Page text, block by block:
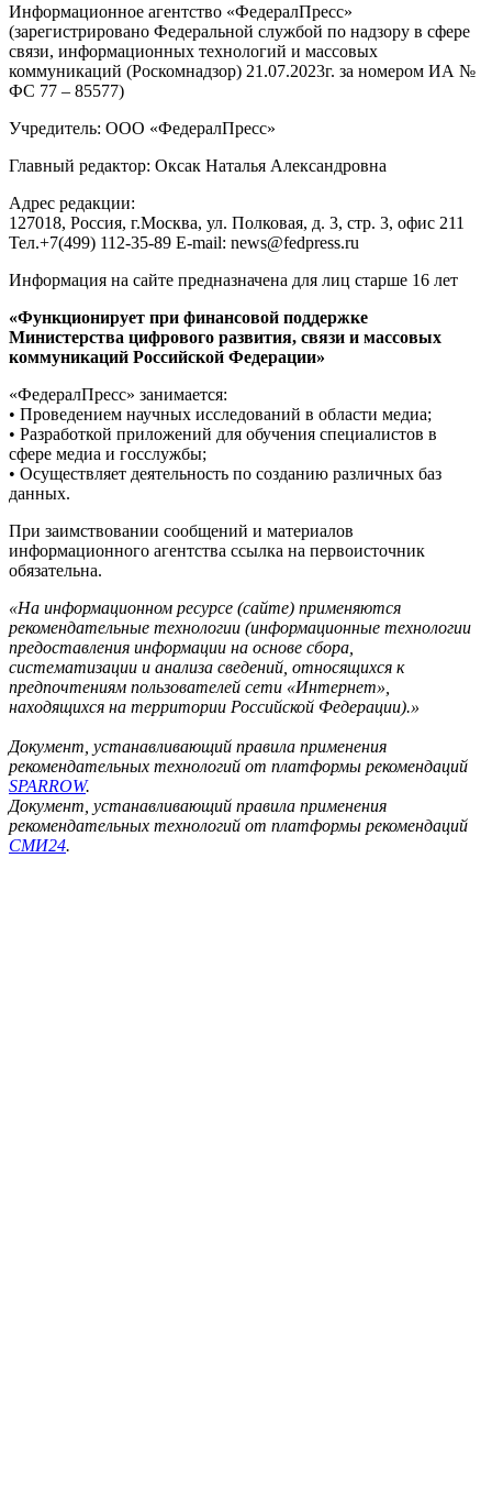
Информационное агентство «ФедералПресс»
(зарегистрировано Федеральной службой по надзору в сфере
связи, информационных технологий и массовых
коммуникаций (Роскомнадзор) 21.07.2023г. за номером ИА №
ФС 77 – 85577)
Учредитель: ООО «ФедералПресс»
Главный редактор: Оксак Наталья Александровна
Адрес редакции:
127018, Россия, г.Москва, ул. Полковая, д. 3, стр. 3, офис 211
Тел.+7(499) 112-35-89 E-mail: news@fedpress.ru
Информация на сайте предназначена для лиц старше 16 лет
«Функционирует при финансовой поддержке
Министерства цифрового развития, связи и массовых
коммуникаций Российской Федерации»
«ФедералПресс» занимается:
• Проведением научных исследований в области медиа;
• Разработкой приложений для обучения специалистов в
сфере медиа и госслужбы;
• Осуществляет деятельность по созданию различных баз
данных.
При заимствовании сообщений и материалов
информационного агентства ссылка на первоисточник
обязательна.
«На информационном ресурсе (сайте) применяются
рекомендательные технологии (информационные технологии
предоставления информации на основе сбора,
систематизации и анализа сведений, относящихся к
предпочтениям пользователей сети «Интернет»,
находящихся на территории Российской Федерации).»
Документ, устанавливающий правила применения
рекомендательных технологий от платформы рекомендаций
SPARROW.
Документ, устанавливающий правила применения
рекомендательных технологий от платформы рекомендаций
СМИ24.